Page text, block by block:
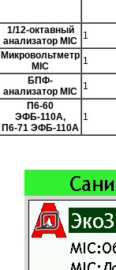
1/12-октавный
анализатор MIC 1
Микровольтметр
MIC
1
БПФ-
анализатор MIC 1
П6-60
ЭФБ-110А,
П6-71 ЭФБ-110А
1